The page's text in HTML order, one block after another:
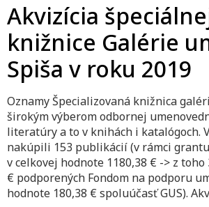
Akvizícia
knižnice Galérie
Spiša v roku 2019
Oznamy Špecializovaná knižnica
širokým výberom odbornej
literatúry a to v knihách i katalógoch.
nakúpili 153 publikácií (v rámci
v celkovej hodnote 1180,38 € -> z toho
€ podporených Fondom na podporu
hodnote 180,38 € spoluúčasť GUS).